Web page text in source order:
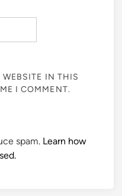
IN THIS
I COMMENT.
spam. Learn how